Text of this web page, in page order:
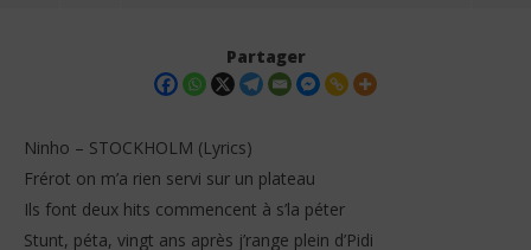
Partager
Ninho – STOCKHOLM (Lyrics)
Frérot on m’a rien servi sur un plateau
Ils font deux hits commencent à s’la péter
Stunt, péta, vingt ans après j’range plein d’Pidi